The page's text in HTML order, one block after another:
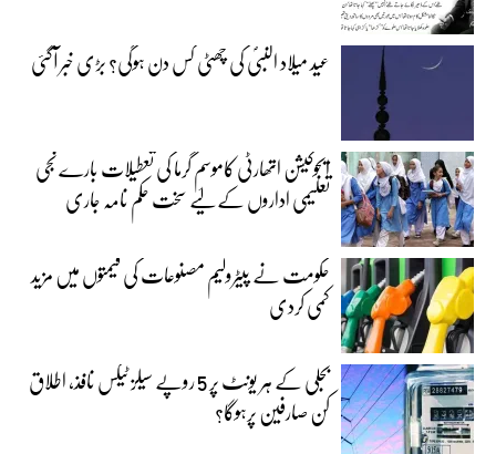
عید میلاد النبیؐ کی چھٹی کس دن ہوگی؟ بڑی خبر آگئی
ایجوکیشن اتھارٹی کاموسمِ گرما کی تعطیلات بارے نجی
تعلیمی اداروں کے لیے سخت حکم نامہ جاری
حکومت نے پیٹرولیم مصنوعات کی قیمتوں میں مزید
کمی کردی
بجلی کے ہر یونٹ پر 5 روپے سیلز ٹیکس نافذ، اطلاق
کن صارفین پرہوگا؟